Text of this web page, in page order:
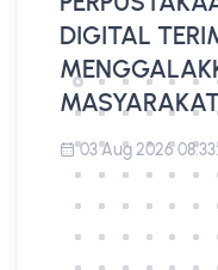
DIGITAL
03 Aug 2026